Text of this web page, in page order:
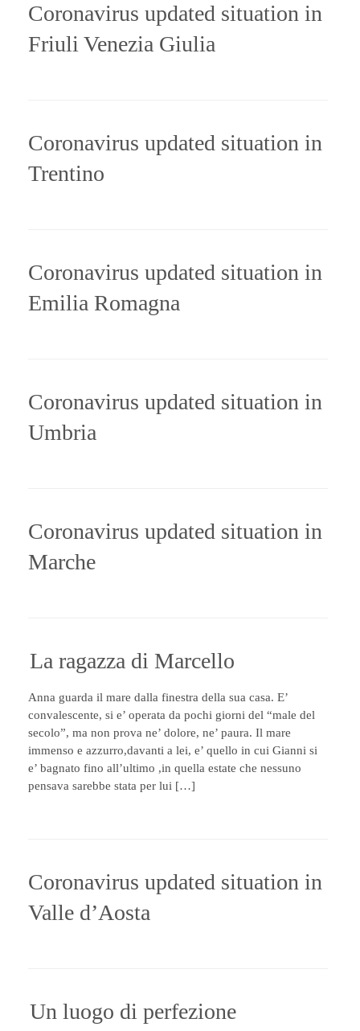
Coronavirus updated situation in
Friuli Venezia Giulia
Coronavirus updated situation in
Trentino
Coronavirus updated situation in
Emilia Romagna
Coronavirus updated situation in
Umbria
Coronavirus updated situation in
Marche
La ragazza di Marcello
Anna guarda il mare dalla finestra della sua casa. E’
convalescente, si e’ operata da pochi giorni del “male del
secolo”, ma non prova ne’ dolore, ne’ paura. Il mare
immenso e azzurro,davanti a lei, e’ quello in cui Gianni si
e’ bagnato fino all’ultimo ,in quella estate che nessuno
pensava sarebbe stata per lui […]
Coronavirus updated situation in
Valle d’Aosta
Un luogo di perfezione